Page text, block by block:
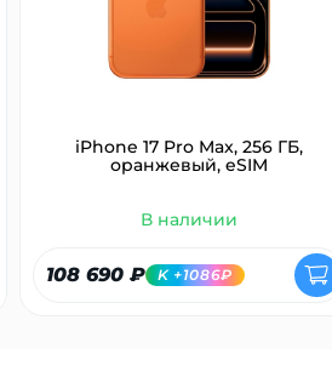
iPhone 17 Pro Max, 256 ГБ,
оранжевый, eSIM
В наличии
108 690 ₽ K +1086₽
% картой любого банка
списыватьсяс вашей карты
%каждые 2 недели